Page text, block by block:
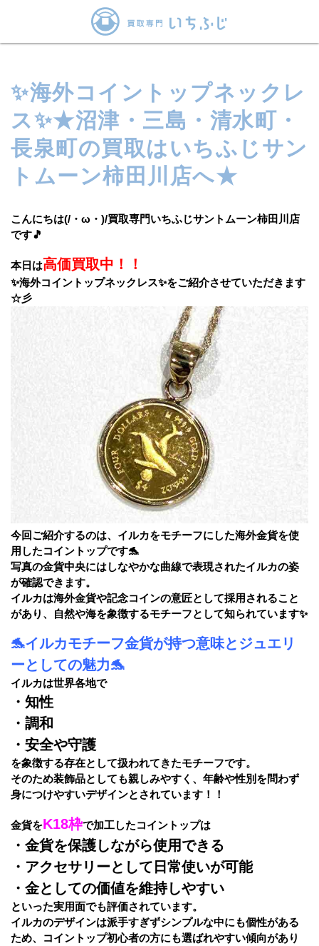
✨海外コイントップネックレ
ス✨★沼津・三島・清水町・
長泉町の買取はいちふじサン
トムーン柿田川店へ★
こんにちは(/・ω・)/買取専門いちふじサントムーン柿田川店
です🎵
本日は高価買取中！！
✨海外コイントップネックレス✨をご紹介させていただきます
☆彡
今回ご紹介するのは、イルカをモチーフにした海外金貨を使
用したコイントップです🐬
写真の金貨中央にはしなやかな曲線で表現されたイルカの姿
が確認できます。
イルカは海外金貨や記念コインの意匠として採用されること
があり、自然や海を象徴するモチーフとして知られています✨
🐬イルカモチーフ金貨が持つ意味とジュエリ
ーとしての魅力🐬
イルカは世界各地で
・知性
・調和
・安全や守護
を象徴する存在として扱われてきたモチーフです。
そのため装飾品としても親しみやすく、年齢や性別を問わず
身につけやすいデザインとされています！！
金貨をK18枠で加工したコイントップは
・金貨を保護しながら使用できる
・アクセサリーとして日常使いが可能
・金としての価値を維持しやすい
といった実用面でも評価されています。
イルカのデザインは派手すぎずシンプルな中にも個性がある
ため、コイントップ初心者の方にも選ばれやすい傾向があり